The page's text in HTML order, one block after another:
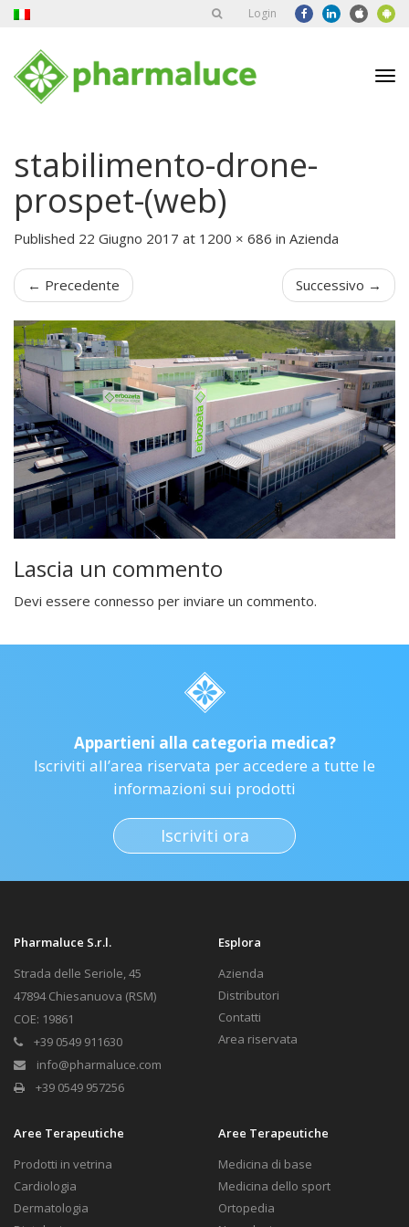
Login
stabilimento-drone-
prospet-(web)
Published 22 Giugno 2017 at 1200 × 686 in Azienda
← Precedente Successivo →
Lascia un commento
Devi essere connesso per inviare un commento.
Appartieni alla categoria medica?
Iscriviti all’area riservata per accedere a tutte le
informazioni sui prodotti
Iscriviti ora
Pharmaluce S.r.l.
Strada delle Seriole, 45
47894 Chiesanuova (RSM)
COE: 19861
+39 0549 911630
info@pharmaluce.com
+39 0549 957256
Esplora
Azienda
Distributori
Contatti
Area riservata
Aree Terapeutiche
Prodotti in vetrina
Cardiologia
Dermatologia
Aree Terapeutiche
Medicina di base
Medicina dello sport
Ortopedia